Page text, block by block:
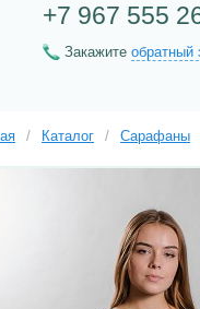
+7 967 555
Закажите обратный
/ Каталог / Сарафаны